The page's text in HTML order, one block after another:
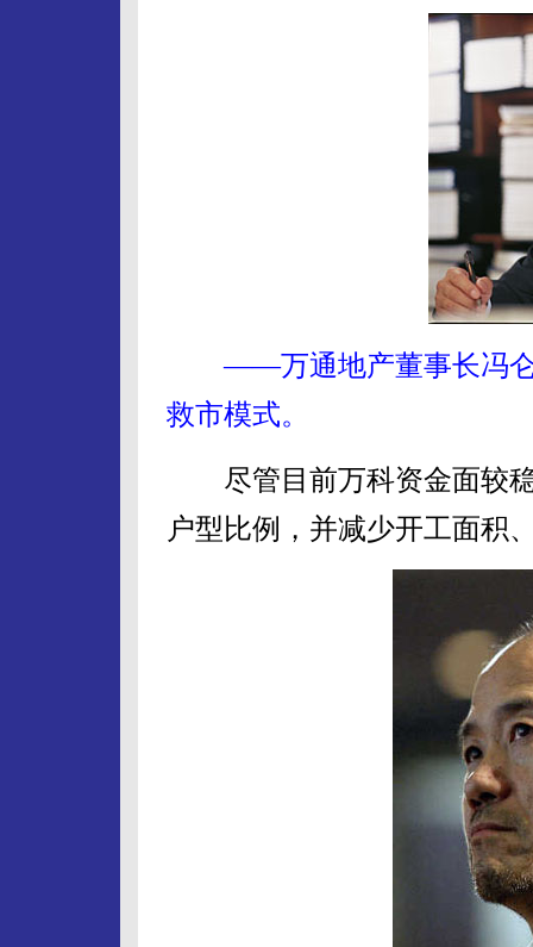
——万通地产董事长冯仑
救市模式。
尽管目前万科资金面较稳
户型比例，并减少开工面积